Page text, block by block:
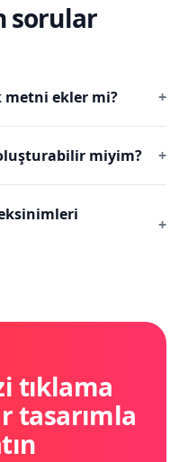
sorular
metni ekler mi? +
miyim? +
+
tıklama
tasarımla